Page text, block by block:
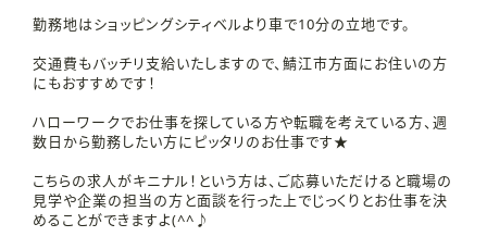
勤務地はショッピングシティベルより車で10分の立地です。
交通費もバッチリ支給いたしますので、鯖江市方面にお住いの方
にもおすすめです！
ハローワークでお仕事を探している方や転職を考えている方、週
数日から勤務したい方にピッタリのお仕事です★
こちらの求人がキニナル！という方は、ご応募いただけると職場の
見学や企業の担当の方と面談を行った上でじっくりとお仕事を決
めることができますよ(^^♪